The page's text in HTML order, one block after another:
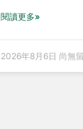
閱讀更多»
2026年8月6日 尚無